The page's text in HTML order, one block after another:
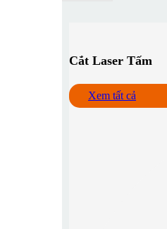
Cắt Laser Tấm
Xem tất cả